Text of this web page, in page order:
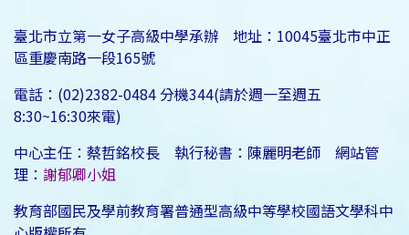
臺北市立第一女子高級中學承辦 地址：10045臺北市中正
區重慶南路一段165號
電話：(02)2382-0484 分機344(請於週一至週五
8:30~16:30來電)
中心主任：蔡哲銘校長 執行秘書：陳麗明老師 網站管
理： 謝郁卿小姐
教育部國民及學前教育署普通型高級中等學校國語文學科中